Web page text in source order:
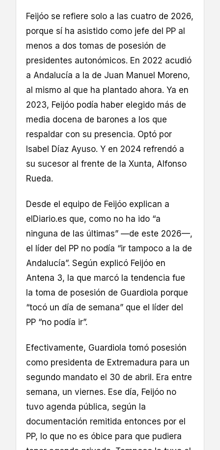
Feijóo se refiere solo a las cuatro de 2026,
porque sí ha asistido como jefe del PP al
menos a dos tomas de posesión de
presidentes autonómicos. En 2022 acudió
a Andalucía a la de Juan Manuel Moreno,
al mismo al que ha plantado ahora. Ya en
2023, Feijóo podía haber elegido más de
media docena de barones a los que
respaldar con su presencia. Optó por
Isabel Díaz Ayuso. Y en 2024 refrendó a
su sucesor al frente de la Xunta, Alfonso
Rueda.
Desde el equipo de Feijóo explican a
elDiario.es que, como no ha ido “a
ninguna de las últimas” —de este 2026—,
el líder del PP no podía “ir tampoco a la de
Andalucía”. Según explicó Feijóo en
Antena 3, la que marcó la tendencia fue
la toma de posesión de Guardiola porque
“tocó un día de semana” que el líder del
PP “no podía ir”.
Efectivamente, Guardiola tomó posesión
como presidenta de Extremadura para un
segundo mandato el 30 de abril. Era entre
semana, un viernes. Ese día, Feijóo no
tuvo agenda pública, según la
documentación remitida entonces por el
PP, lo que no es óbice para que pudiera